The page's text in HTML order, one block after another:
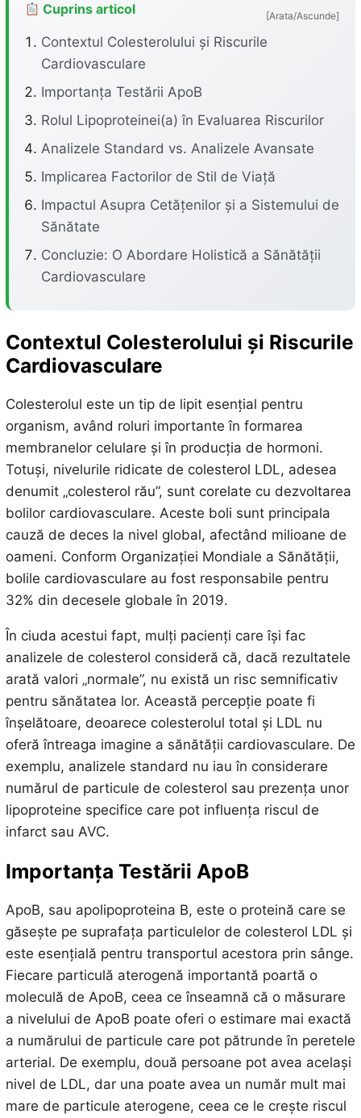
Cuprins articol [Arata/Ascunde]
Contextul Colesterolului și Riscurile
Cardiovasculare
Importanța Testării ApoB
Rolul Lipoproteinei(a) în Evaluarea Riscurilor
Analizele Standard vs. Analizele Avansate
Implicarea Factorilor de Stil de Viață
Impactul Asupra Cetățenilor și a Sistemului de
Sănătate
Concluzie: O Abordare Holistică a Sănătății
Cardiovasculare
Contextul Colesterolului și Riscurile
Cardiovasculare
Colesterolul este un tip de lipit esențial pentru
organism, având roluri importante în formarea
membranelor celulare și în producția de hormoni.
Totuși, nivelurile ridicate de colesterol LDL, adesea
denumit „colesterol rău”, sunt corelate cu dezvoltarea
bolilor cardiovasculare. Aceste boli sunt principala
cauză de deces la nivel global, afectând milioane de
oameni. Conform Organizației Mondiale a Sănătății,
bolile cardiovasculare au fost responsabile pentru
32% din decesele globale în 2019.
În ciuda acestui fapt, mulți pacienți care își fac
analizele de colesterol consideră că, dacă rezultatele
arată valori „normale”, nu există un risc semnificativ
pentru sănătatea lor. Această percepție poate fi
înșelătoare, deoarece colesterolul total și LDL nu
oferă întreaga imagine a sănătății cardiovasculare. De
exemplu, analizele standard nu iau în considerare
numărul de particule de colesterol sau prezența unor
lipoproteine specifice care pot influența riscul de
infarct sau AVC.
Importanța Testării ApoB
ApoB, sau apolipoproteina B, este o proteină care se
găsește pe suprafața particulelor de colesterol LDL și
este esențială pentru transportul acestora prin sânge.
Fiecare particulă aterogenă importantă poartă o
moleculă de ApoB, ceea ce înseamnă că o măsurare
a nivelului de ApoB poate oferi o estimare mai exactă
a numărului de particule care pot pătrunde în peretele
arterial. De exemplu, două persoane pot avea același
nivel de LDL, dar una poate avea un număr mult mai
mare de particule aterogene, ceea ce le crește riscul